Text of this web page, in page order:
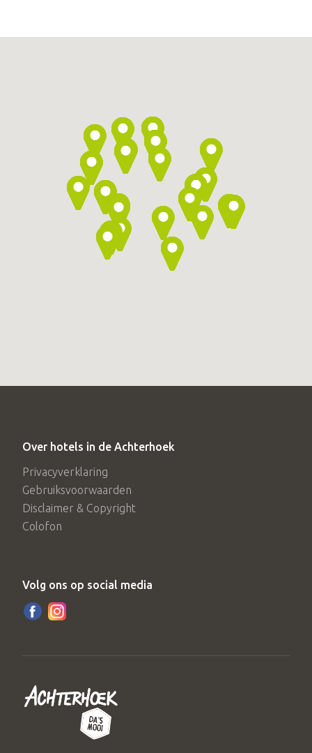
Over hotels in de Achterhoek
Privacyverklaring
Gebruiksvoorwaarden
Disclaimer & Copyright
Colofon
Volg ons op social media